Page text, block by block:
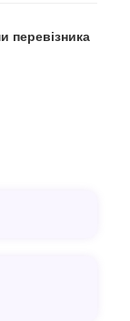
перевізника